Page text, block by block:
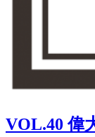
VOL.40 偉